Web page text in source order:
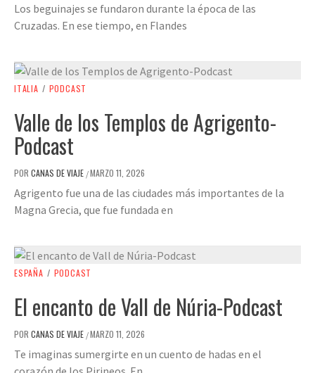
Los beguinajes se fundaron durante la época de las
Cruzadas. En ese tiempo, en Flandes
ITALIA / PODCAST
Valle de los Templos de Agrigento-
Podcast
POR CANAS DE VIAJE /MARZO 11, 2026
Agrigento fue una de las ciudades más importantes de la
Magna Grecia, que fue fundada en
ESPAÑA / PODCAST
El encanto de Vall de Núria-Podcast
POR CANAS DE VIAJE /MARZO 11, 2026
Te imaginas sumergirte en un cuento de hadas en el